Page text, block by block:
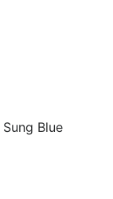
Blue